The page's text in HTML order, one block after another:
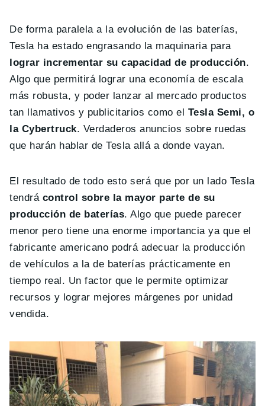
De forma paralela a la evolución de las baterías,
Tesla ha estado engrasando la maquinaria para
lograr incrementar su capacidad de producción.
Algo que permitirá lograr una economía de escala
más robusta, y poder lanzar al mercado productos
tan llamativos y publicitarios como el Tesla Semi, o
la Cybertruck. Verdaderos anuncios sobre ruedas
que harán hablar de Tesla allá a donde vayan.
El resultado de todo esto será que por un lado Tesla
tendrá control sobre la mayor parte de su
producción de baterías. Algo que puede parecer
menor pero tiene una enorme importancia ya que el
fabricante americano podrá adecuar la producción
de vehículos a la de baterías prácticamente en
tiempo real. Un factor que le permite optimizar
recursos y lograr mejores márgenes por unidad
vendida.